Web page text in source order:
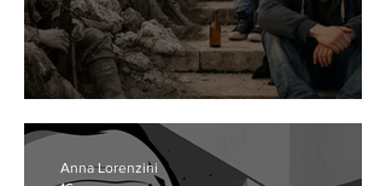
Echi dal Monte Grappa
Anna Lorenzini